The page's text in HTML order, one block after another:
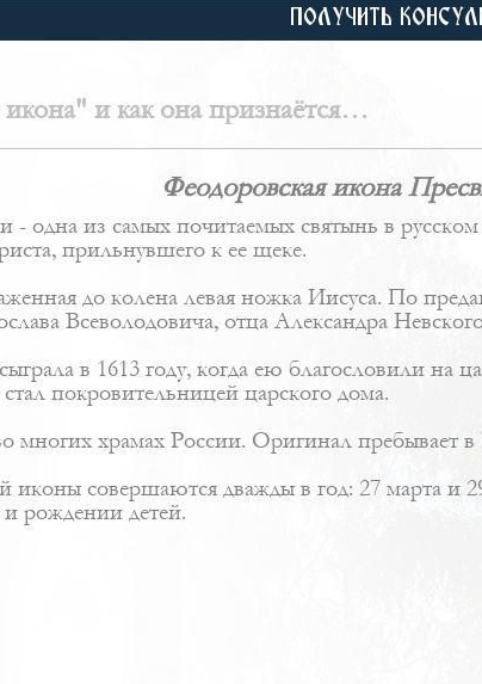
ПОЛУЧИТЬ
и как она признаётся
Феодоровская икона
одна из самых почитаемых святынь в
прильнувшего к ее щеке.
до колена левая ножка Иисуса. По
Всеволодовича, отца Александра
в 1613 году, когда ею благословили
покровительницей царского дома.
многих храмах России. Оригинал пребывает
иконы совершаются дважды в год: 27 марта
рождении детей.